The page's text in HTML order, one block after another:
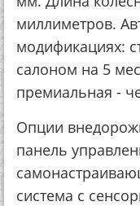
миллиметров.
модификациях:
салоном на 5
премиальная -
Опции
панель
система с